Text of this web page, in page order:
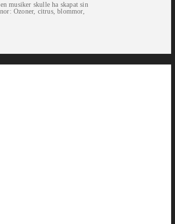
musiker skulle ha skapat sin
Ozoner, citrus, blommor,